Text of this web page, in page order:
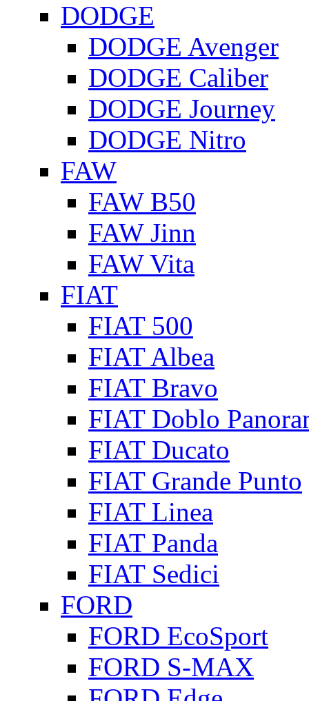
DODGE
DODGE Avenger
DODGE Caliber
DODGE Journey
DODGE Nitro
FAW
FAW B50
FAW Jinn
FAW Vita
FIAT
FIAT 500
FIAT Albea
FIAT Bravo
FIAT Doblo
FIAT Ducato
FIAT Grande Punto
FIAT Linea
FIAT Panda
FIAT Sedici
FORD
FORD EcoSport
FORD S-MAX